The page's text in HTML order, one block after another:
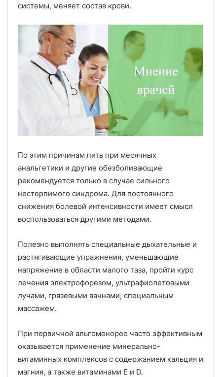
системы, меняет состав крови.
По этим причинам пить при месячных
анальгетики и другие обезболивающие
рекомендуется только в случае сильного
нестерпимого синдрома. Для постоянного
снижения болевой интенсивности имеет смысл
воспользоваться другими методами.
Полезно выполнять специальные дыхательные и
растягивающие упражнения, уменьшающие
напряжение в области малого таза, пройти курс
лечения электрофорезом, ультрафиолетовыми
лучами, грязевыми ваннами, специальным
массажем.
При первичной альгоменорее часто эффективным
оказывается применение минерально-
витаминных комплексов с содержанием кальция и
магния, а также витаминами Е и D.